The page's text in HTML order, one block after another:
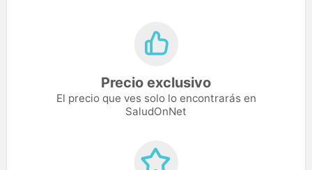
Precio exclusivo
El precio que ves solo lo encontrarás en
SaludOnNet